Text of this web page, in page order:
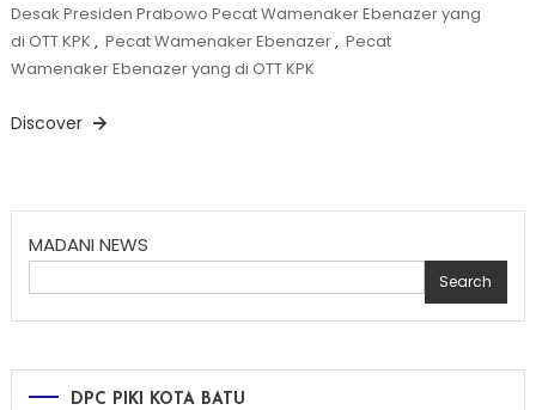
Desak Presiden Prabowo Pecat Wamenaker Ebenazer yang
di OTT KPK , Pecat Wamenaker Ebenazer, Pecat
Wamenaker Ebenazer yang di OTT KPK
Discover
MADANI NEWS
Search
DPC PIKI KOTA BATU